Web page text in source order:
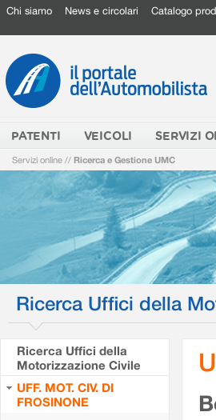
Chi siamo News e circolari Catalogo
PATENTI VEICOLI SERVIZI
Servizi online // Ricerca e Gestione UMC
Ricerca Uffici della
Ricerca Uffici della
Motorizzazione Civile
UFF. MOT. CIV. DI
FROSINONE